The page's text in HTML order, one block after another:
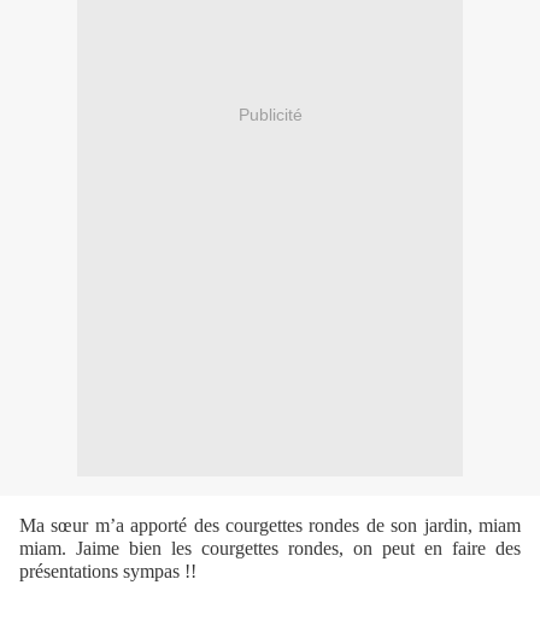
Publicité
Ma sœur m’a apporté des courgettes rondes de son jardin, miam
miam. Jaime bien les courgettes rondes, on peut en faire des
présentations sympas !!